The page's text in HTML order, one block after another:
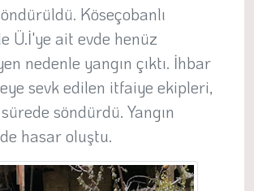
Köseçobanlı
Ü.İ'ye ait evde henüz
nedenle yangın çıktı. İhbar
sevk edilen itfaiye ekipleri,
sürede söndürdü. Yangın
hasar oluştu.